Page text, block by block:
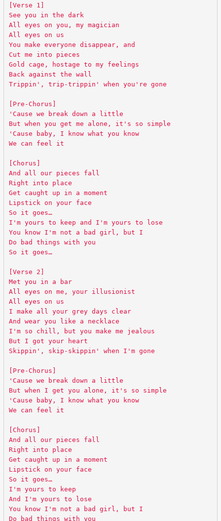
[Verse 1]
See you in the dark
All eyes on you, my magician
All eyes on us
You make everyone disappear, and
Cut me into pieces
Gold cage, hostage to my feelings
Back against the wall
Trippin', trip-trippin' when you're gone
[Pre-Chorus]
'Cause we break down a little
But when you get me alone, it's so simple
'Cause baby, I know what you know
We can feel it
[Chorus]
And all our pieces fall
Right into place
Get caught up in a moment
Lipstick on your face
So it goes…
I'm yours to keep and I'm yours to lose
You know I'm not a bad girl, but I
Do bad things with you
So it goes…
[Verse 2]
Met you in a bar
All eyes on me, your illusionist
All eyes on us
I make all your grey days clear
And wear you like a necklace
I'm so chill, but you make me jealous
But I got your heart
Skippin', skip-skippin' when I'm gone
[Pre-Chorus]
'Cause we break down a little
But when I get you alone, it's so simple
'Cause baby, I know what you know
We can feel it
[Chorus]
And all our pieces fall
Right into place
Get caught up in a moment
Lipstick on your face
So it goes…
I'm yours to keep
And I'm yours to lose
You know I'm not a bad girl, but I
Do bad things with you